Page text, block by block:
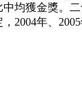
均獲金獎。
年、